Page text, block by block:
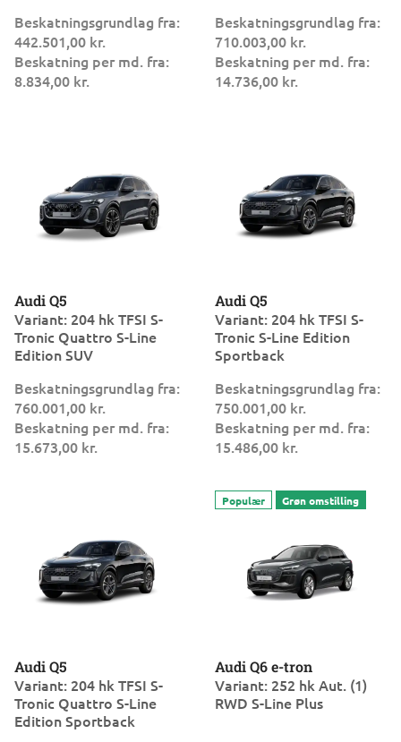
Beskatningsgrundlag fra:
442.501,00 kr.
Beskatning per md. fra:
8.834,00 kr.
Beskatningsgrundlag fra:
710.003,00 kr.
Beskatning per md. fra:
14.736,00 kr.
Audi Q5
Variant: 204 hk TFSI S-
Tronic Quattro S-Line
Edition SUV
Beskatningsgrundlag fra:
760.001,00 kr.
Beskatning per md. fra:
15.673,00 kr.
Audi Q5
Variant: 204 hk TFSI S-
Tronic S-Line Edition
Sportback
Beskatningsgrundlag fra:
750.001,00 kr.
Beskatning per md. fra:
15.486,00 kr.
Audi Q5
Variant: 204 hk TFSI S-
Tronic Quattro S-Line
Edition Sportback
Audi Q6 e-tron
Variant: 252 hk Aut. (1)
RWD S-Line Plus